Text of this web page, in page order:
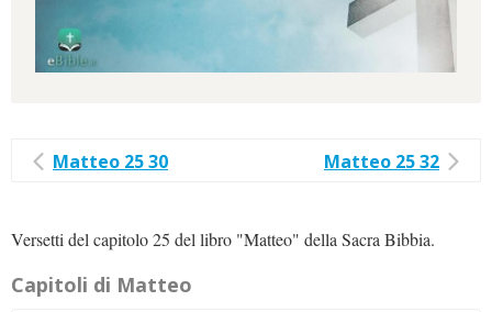
Matteo 25 30 Matteo 25 32
Versetti del capitolo 25 del libro "Matteo" della Sacra Bibbia.
Capitoli di Matteo